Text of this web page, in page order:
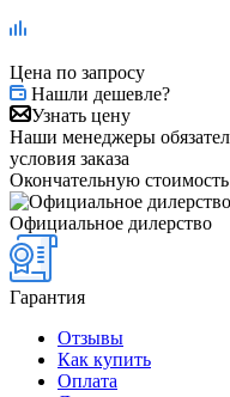
Цена по запросу
Нашли дешевле?
Узнать цену
Наши менеджеры
условия заказа
Окончательную
Официальное дилерство
Гарантия
Отзывы
Как купить
Оплата